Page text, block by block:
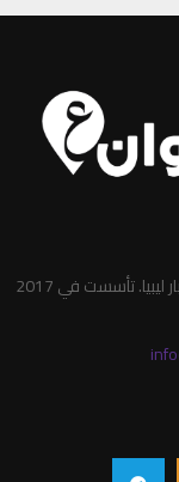
صحيفة العنوان الليبية صحيفة إلكترونية تعني بنشر أخبار ليبيا. تأسست في 2017